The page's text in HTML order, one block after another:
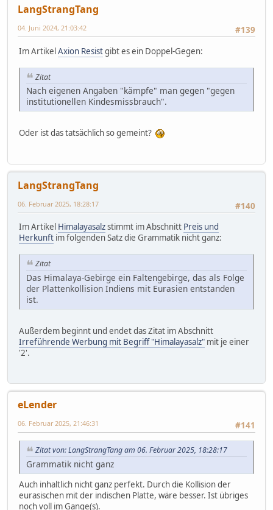
LangStrangTang
#139
04. Juni 2024, 21:03:42
Im ArtikelAxion Resistgibt es ein Doppel-Gegen:
Zitat
Nach eigenen Angaben "kämpfe" man gegen "gegen
institutionellen Kindesmissbrauch".
Oder ist das tatsächlich so gemeint?
LangStrangTang
#140
06. Februar 2025, 18:28:17
Im Artikel Himalayasalzstimmt im Abschnitt Preis und
Herkunft im folgenden Satz die Grammatik nicht ganz:
Zitat
Das Himalaya-Gebirge ein Faltengebirge, das als Folge
der Plattenkollision Indiens mit Eurasien entstanden
ist.
Außerdem beginnt und endet das Zitat im Abschnitt
Irreführende Werbung mit Begriff "Himalayasalz" mit je einer
'2'.
eLender
#141
06. Februar 2025, 21:46:31
Zitat von: LangStrangTang am 06. Februar 2025, 18:28:17
Grammatik nicht ganz
Auch inhaltlich nicht ganz perfekt. Durch die Kollision der
eurasischen mit der indischen Platte, wäre besser. Ist übriges
noch voll im Gange(s).